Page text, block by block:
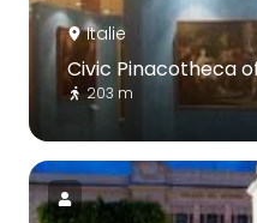
Italie
Civic Pinacotheca
203 m